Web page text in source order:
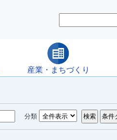
産業・まちづくり
分類